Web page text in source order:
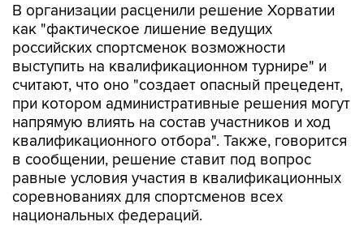
В организации расценили решение Хорватии
как "фактическое лишение ведущих
российских спортсменок возможности
выступить на квалификационном турнире" и
считают, что оно "создает опасный прецедент,
при котором административные решения могут
напрямую влиять на состав участников и ход
квалификационного отбора". Также, говорится
в сообщении, решение ставит под вопрос
равные условия участия в квалификационных
соревнованиях для спортсменов всех
национальных федераций.